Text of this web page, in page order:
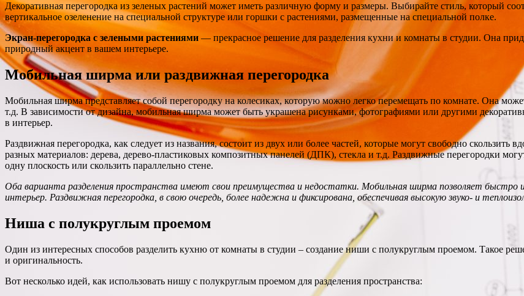
Декоративная перегородка из зеленых растений может иметь различную форму и размеры. Выбирайте стиль, который
вертикальное озеленение на специальной структуре или горшки с растениями, размещенные на специальной полке.
Экран-перегородка с зелеными растениями — прекрасное решение для разделения кухни и комнаты в студии. Она
природный акцент в вашем интерьере.
Мобильная ширма или раздвижная перегородка
Мобильная ширма представляет собой перегородку на колесиках, которую можно легко перемещать по комнате. Она
т.д. В зависимости от дизайна, мобильная ширма может быть украшена рисунками, фотографиями или другими
в интерьер.
Раздвижная перегородка, как следует из названия, состоит из двух или более частей, которые могут свободно
разных материалов: дерева, дерево-пластиковых композитных панелей (ДПК), стекла и т.д. Раздвижные перегородки
одну плоскость или скользить параллельно стене.
Оба варианта разделения пространства имеют свои преимущества и недостатки. Мобильная ширма позволяет быстро
интерьер. Раздвижная перегородка, в свою очередь, более надежна и фиксирована, обеспечивая высокую звуко- и
Ниша с полукруглым проемом
Один из интересных способов разделить кухню от комнаты в студии – создание ниши с полукруглым проемом. Такое
и оригинальность.
Вот несколько идей, как использовать нишу с полукруглым проемом для разделения пространства: